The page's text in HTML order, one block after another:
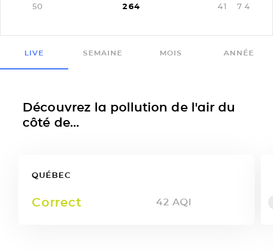
50 264 41 7 4
LIVE SEMAINE MOIS ANNÉE
Découvrez la pollution de l'air du
côté de...
QUÉBEC
Correct 42 AQI